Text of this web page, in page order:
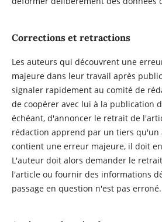
Corrections et retractions
Les auteurs qui découvrent une
majeure dans leur travail après
signaler rapidement au comité de
de coopérer avec lui à la publication
échéant, d'annoncer le retrait de
rédaction apprend par un tiers
contient une erreur majeure, il doit
L'auteur doit alors demander le
l'article ou fournir des informations
passage en question n'est pas erroné.